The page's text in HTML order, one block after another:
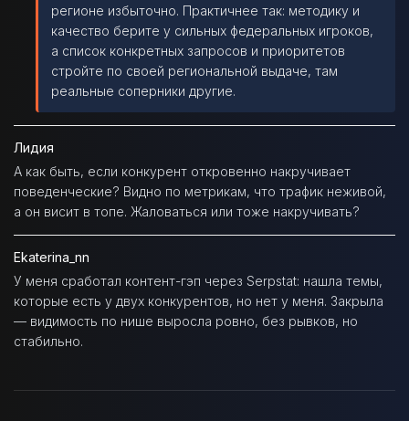
регионе избыточно. Практичнее так: методику и
качество берите у сильных федеральных игроков,
а список конкретных запросов и приоритетов
стройте по своей региональной выдаче, там
реальные соперники другие.
Лидия
А как быть, если конкурент откровенно накручивает
поведенческие? Видно по метрикам, что трафик неживой,
а он висит в топе. Жаловаться или тоже накручивать?
Ekaterina_nn
У меня сработал контент-гэп через Serpstat: нашла темы,
которые есть у двух конкурентов, но нет у меня. Закрыла
— видимость по нише выросла ровно, без рывков, но
стабильно.